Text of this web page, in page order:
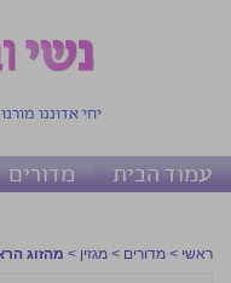
יחי אדוננו
עמוד הבית מדורים
ראשי > מדורים > מגזין > מהזוג